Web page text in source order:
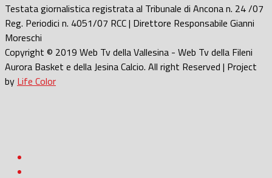
Testata giornalistica registrata al Tribunale di Ancona n. 24 /07
Reg. Periodici n. 4051/07 RCC | Direttore Responsabile Gianni
Moreschi
Copyright © 2019 Web Tv della Vallesina - Web Tv della Fileni
Aurora Basket e della Jesina Calcio. All right Reserved | Project
by Life Color